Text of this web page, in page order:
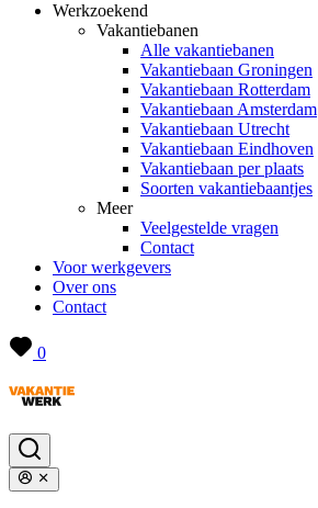
Werkzoekend
Vakantiebanen
Alle vakantiebanen
Vakantiebaan Groningen
Vakantiebaan Rotterdam
Vakantiebaan Amsterdam
Vakantiebaan Utrecht
Vakantiebaan Eindhoven
Vakantiebaan per plaats
Soorten vakantiebaantjes
Meer
Veelgestelde vragen
Contact
Voor werkgevers
Over ons
Contact
0